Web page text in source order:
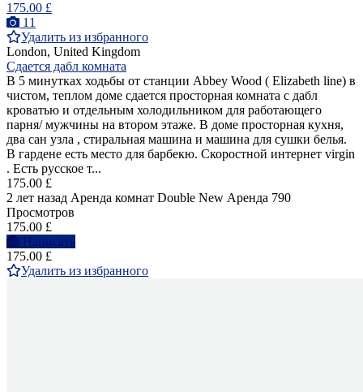
175.00 £
11
Удалить из избранного
London, United Kingdom
Сдается дабл комната
В 5 минутках ходьбы от станции Abbey Wood ( Elizabeth line) в
чистом, теплом доме сдается просторная комната с дабл
кроватью и отдельным холодильником для работающего
парня/ мужчины на втором этаже. В доме просторная кухня,
два сан узла , стиральная машина и машина для сушки белья.
В гардене есть место для барбекю. Скоростной интернет virgin
. Есть русское т...
175.00 £
2 лет назад Аренда комнат Double New Аренда 790
Просмотров
175.00 £
Написать
175.00 £
Удалить из избранного